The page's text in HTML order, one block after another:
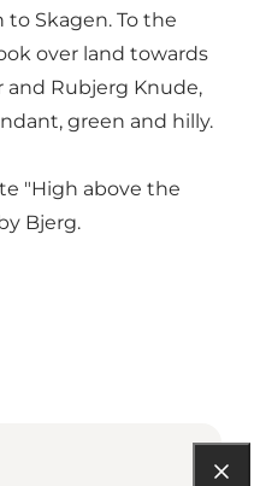
Skagen. To the
over land towards
and Rubjerg Knude,
green and hilly.
"High above the
Bjerg.